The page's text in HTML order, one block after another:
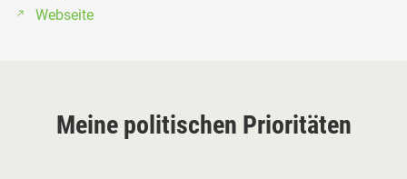
Webseite
Meine politischen Prioritäten